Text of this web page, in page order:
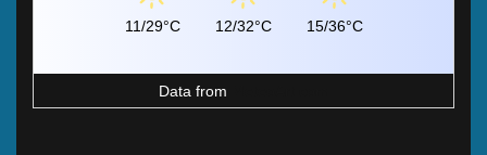
11/29°C 12/32°C 15/36°C
Data from